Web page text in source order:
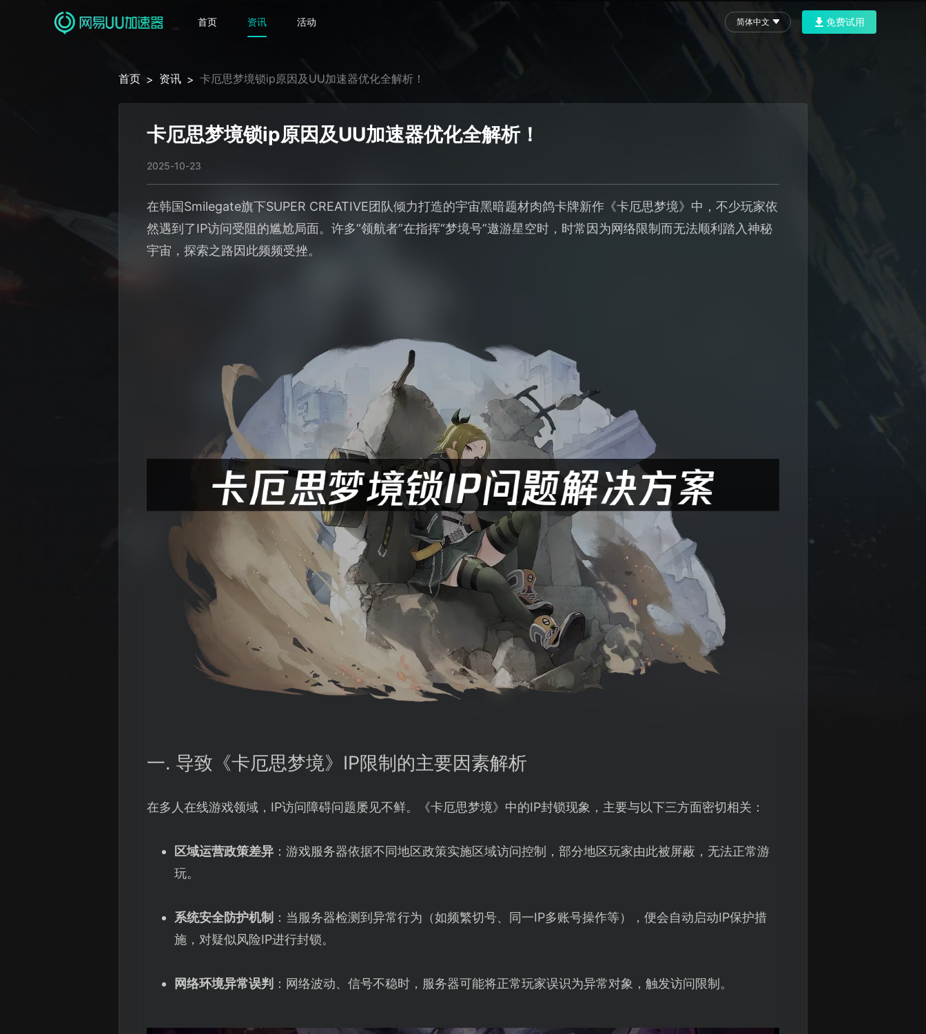
首页 资讯 活动 简体中文 免费试用
首页 > 资讯 > 卡厄思梦境锁ip原因及UU加速器优化全解析！
卡厄思梦境锁ip原因及UU加速器优化全解析！
2025-10-23
在韩国Smilegate旗下SUPER CREATIVE团队倾力打造的宇宙黑暗题材肉鸽卡牌新作《卡厄思梦境》中，不少玩家依
然遇到了IP访问受阻的尴尬局面。许多“领航者”在指挥“梦境号”遨游星空时，时常因为网络限制而无法顺利踏入神秘
宇宙，探索之路因此频频受挫。
一. 导致《卡厄思梦境》IP限制的主要因素解析
在多人在线游戏领域，IP访问障碍问题屡见不鲜。《卡厄思梦境》中的IP封锁现象，主要与以下三方面密切相关：
区域运营政策差异：游戏服务器依据不同地区政策实施区域访问控制，部分地区玩家由此被屏蔽，无法正常游
玩。
系统安全防护机制 ：当服务器检测到异常行为（如频繁切号、同一IP多账号操作等），便会自动启动IP保护措
施，对疑似风险IP进行封锁。
网络环境异常误判 ：网络波动、信号不稳时，服务器可能将正常玩家误识为异常对象，触发访问限制。